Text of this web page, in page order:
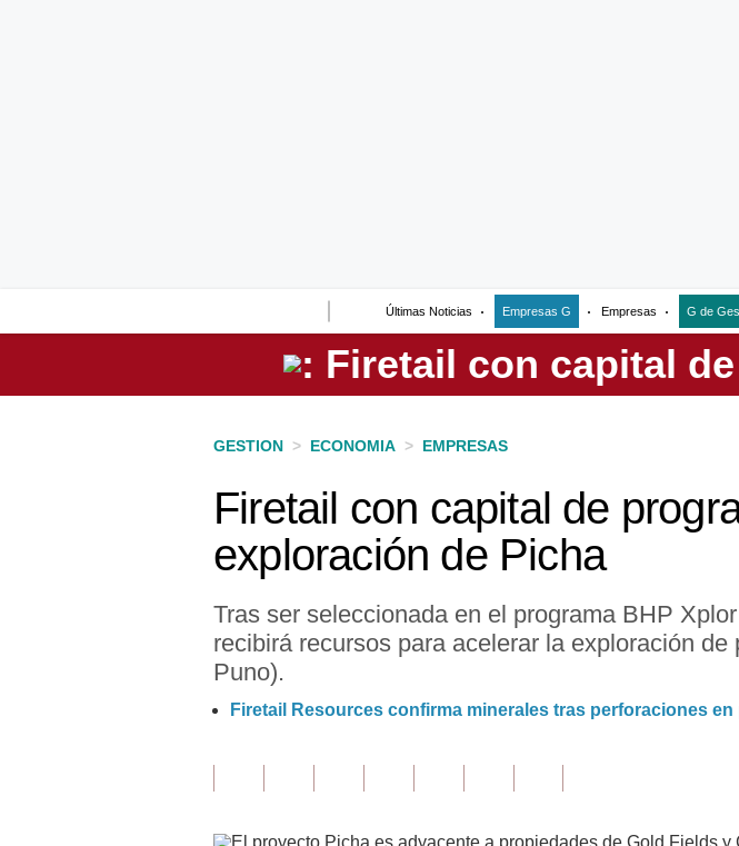
Últimas Noticias Empresas G Empresas G de
Perú
GESTION > ECONOMIA > EMPRESAS
Firetail con capital de
exploración de Picha
Tras ser seleccionada en el programa BHP
recibirá recursos para acelerar la exploración
Puno).
Firetail Resources confirma minerales tras perforaciones